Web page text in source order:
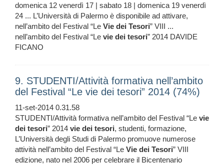
domenica 12 venerdì 17 | sabato 18 | domenica 19 venerdì
24 ... L’Università di Palermo è disponibile ad attivare,
nell’ambito del Festival “Le Vie dei Tesori” VIII ...
nell’ambito del Festival “Le vie dei tesori” 2014 DAVIDE
FICANO
9. STUDENTI/Attività formativa nell’ambito
del Festival “Le vie dei tesori” 2014 (74%)
11-set-2014 0.31.58
STUDENTI/Attività formativa nell’ambito del Festival “Le vie
dei tesori” 2014 vie dei tesori, studenti, formazione,
L’Università degli Studi di Palermo promuove numerose
attività nell’ambito del Festival “Le Vie dei Tesori” VIII
edizione, nato nel 2006 per celebrare il Bicentenario